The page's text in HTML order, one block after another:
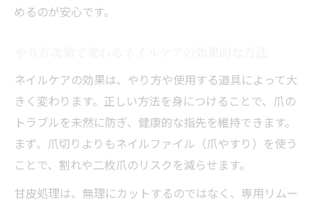
めるのが安心です。
ネイルケアの効果は、やり方や使用する道具によって大
きく変わります。正しい方法を身につけることで、爪の
トラブルを未然に防ぎ、健康的な指先を維持できます。
まず、爪切りよりもネイルファイル（爪やすり）を使う
ことで、割れや二枚爪のリスクを減らせます。
甘皮処理は、無理にカットするのではなく、専用リムー